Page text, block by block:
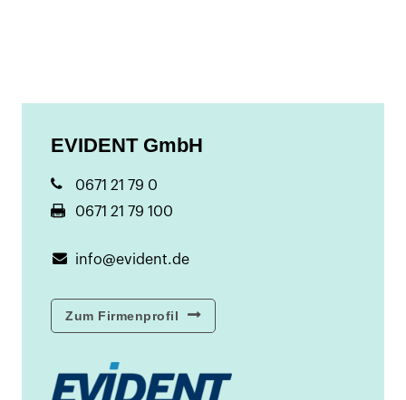
EVIDENT GmbH
0671 21 79 0
0671 21 79 100
info@evident.de
Zum Firmenprofil